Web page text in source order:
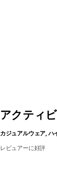
アクティ
カジュアルウェア, ハ
レビュアーに好評